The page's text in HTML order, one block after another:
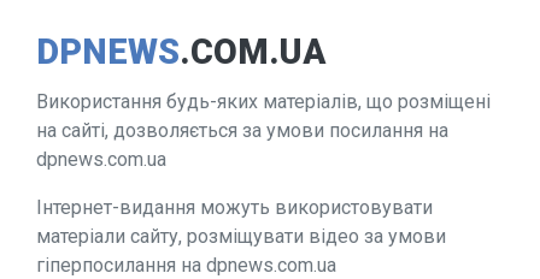
DPNEWS.COM.UA
Використання будь-яких матеріалів, що розміщені
на сайті, дозволяється за умови посилання на
dpnews.com.ua
Інтернет-видання можуть використовувати
матеріали сайту, розміщувати відео за умови
гіперпосилання на dpnews.com.ua